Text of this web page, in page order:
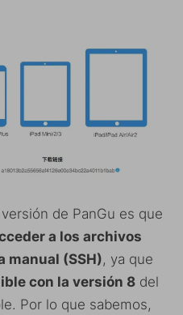
de PanGu es que
a los archivos
manual (SSH), ya que
con la versión 8 del
Por lo que sabemos,